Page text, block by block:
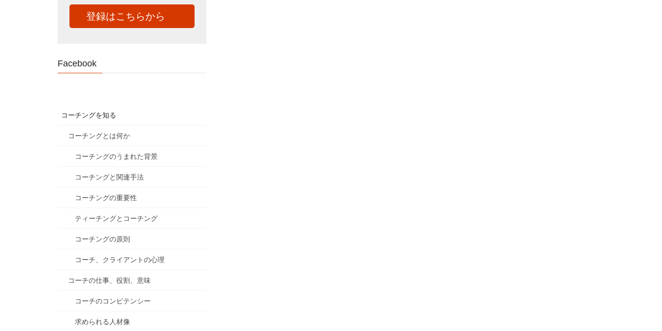
登録はこちらから
Facebook
コーチングを知る
コーチングとは何か
コーチングのうまれた背景
コーチングと関連手法
コーチングの重要性
ティーチングとコーチング
コーチングの原則
コーチ、クライアントの心理
コーチの仕事、役割、意味
コーチのコンピテンシー
求められる人材像